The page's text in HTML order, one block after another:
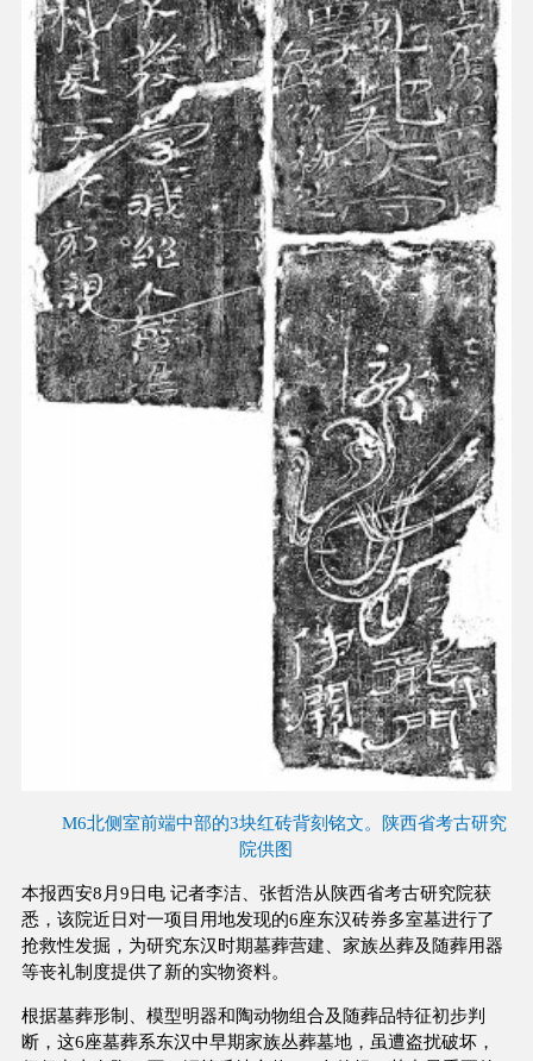
M6北侧室前端中部的3块红砖背刻铭文。陕西省考古研究
院供图
本报西安8月9日电 记者李洁、张哲浩从陕西省考古研究院获
悉，该院近日对一项目用地发现的6座东汉砖券多室墓进行了
抢救性发掘，为研究东汉时期墓葬营建、家族丛葬及随葬用器
等丧礼制度提供了新的实物资料。
根据墓葬形制、模型明器和陶动物组合及随葬品特征初步判
断，这6座墓葬系东汉中早期家族丛葬墓地，虽遭盗扰破坏，